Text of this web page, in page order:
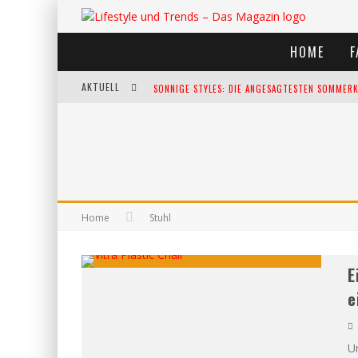
HOME
AKTUELL SONNIGE STYLES: DIE ANGESAGTESTEN
Home Stuhl